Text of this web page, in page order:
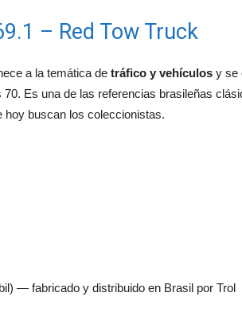
– Red Tow Truck
a la temática de tráfico y vehículos y se
70. Es una de las referencias brasileñas
hoy buscan los coleccionistas.
— fabricado y distribuido en Brasil por Trol